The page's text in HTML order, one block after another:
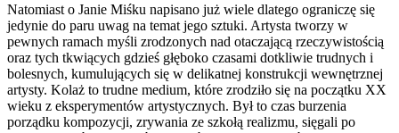
Natomiast o Janie Miśku napisano już wiele dlatego ograniczę się
jedynie do paru uwag na temat jego sztuki. Artysta tworzy w
pewnych ramach myśli zrodzonych nad otaczającą rzeczywistością
oraz tych tkwiących gdzieś głęboko czasami dotkliwie trudnych i
bolesnych, kumulujących się w delikatnej konstrukcji wewnętrznej
artysty. Kolaż to trudne medium, które zrodziło się na początku XX
wieku z eksperymentów artystycznych. Był to czas burzenia
porządku kompozycji, zrywania ze szkołą realizmu, sięgali po